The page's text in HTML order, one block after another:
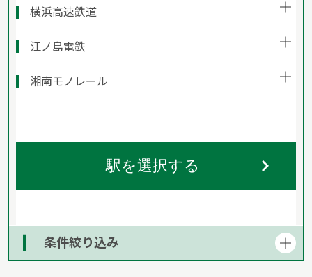
横浜高速鉄道
江ノ島電鉄
湘南モノレール
駅を選択する
条件絞り込み